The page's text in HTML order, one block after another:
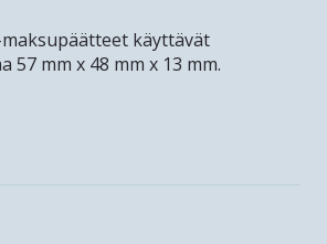
maksupäätteet käyttävät
57 mm x 48 mm x 13 mm.